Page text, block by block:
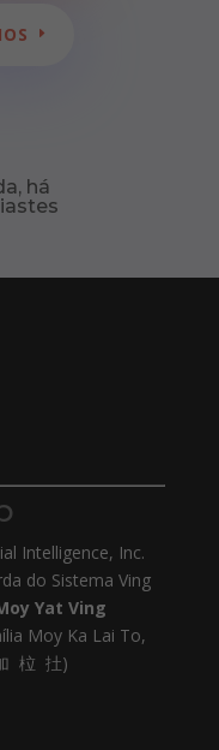
há
Intelligence, Inc.
do Sistema Ving
Yat Ving
Moy Ka Lai To,
柆 扗)